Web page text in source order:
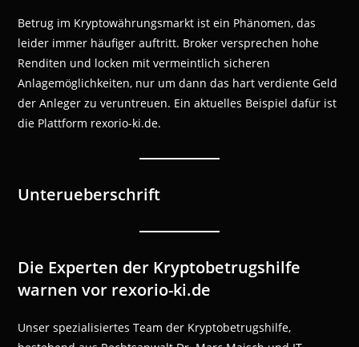
Betrug im Kryptowährungsmarkt ist ein Phänomen, das
leider immer häufiger auftritt. Broker versprechen hohe
Renditen und locken mit vermeintlich sicheren
Anlagemöglichkeiten, nur um dann das hart verdiente Geld
der Anleger zu veruntreuen. Ein aktuelles Beispiel dafür ist
die Plattform rexorio-ki.de.
Unterueberschrift
Die Experten der Kryptobetrugshilfe
warnen vor rexorio-ki.de
Unser spezialisiertes Team der Kryptobetrugshilfe,